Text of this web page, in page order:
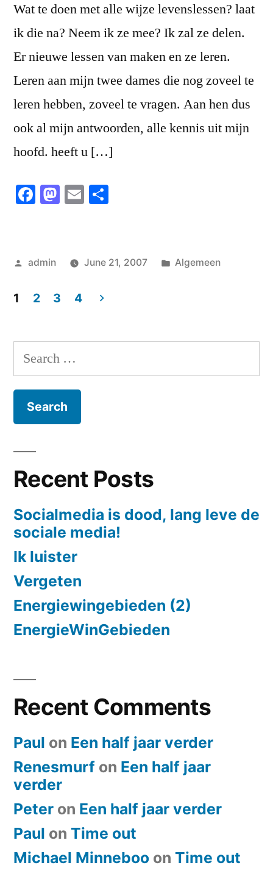
Wat te doen met alle wijze levenslessen? laat
ik die na? Neem ik ze mee? Ik zal ze delen.
Er nieuwe lessen van maken en ze leren.
Leren aan mijn twee dames die nog zoveel te
leren hebben, zoveel te vragen. Aan hen dus
ook al mijn antwoorden, alle kennis uit mijn
hoofd. heeft u […]
Facebook
Mastodon
Email
Posted
admin June 21, 2007
Posted
Algemeen
navigation
1 2 3 4
Search
for:
Recent Posts
Socialmedia is dood, lang leve de
sociale media!
Ik luister
Vergeten
Energiewingebieden (2)
EnergieWinGebieden
Recent Comments
Paul on Een half jaar verder
Renesmurf on Een half jaar
verder
Peter on Een half jaar verder
Paul on ​Time out
Michael Minneboo on ​Time out